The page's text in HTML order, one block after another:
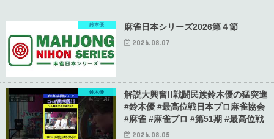
鈴木優 麻雀日本シリーズ2026第４節
2026.08.07
鈴木優
解説大興奮!!戦闘民族鈴木優の猛突進
#鈴木優 #最高位戦日本プロ麻雀協会
#麻雀 #麻雀プロ #第51期 #最高位戦
2026.08.05